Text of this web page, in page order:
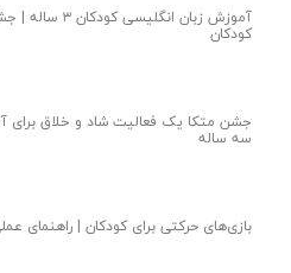
آموزش زبان
کودکان
جشن متکا یک فعالیت شاد و خلاق برای
سه ساله
بازی‌های حرکتی برای کودکان | راهنمای